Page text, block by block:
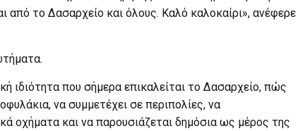
το Δασαρχείο και όλους. Καλό καλοκαίρι», ανέφερε
ιδιότητα που σήμερα επικαλείται το Δασαρχείο, πώς
να συμμετέχει σε περιπολίες, να
οχήματα και να παρουσιάζεται δημόσια ως μέρος της